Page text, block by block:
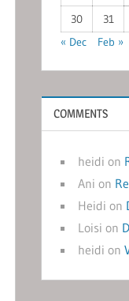
30
31
« Dec
Feb »
COMMENTS
heidi on
Ani on
Heidi on
Loisi on
heidi on